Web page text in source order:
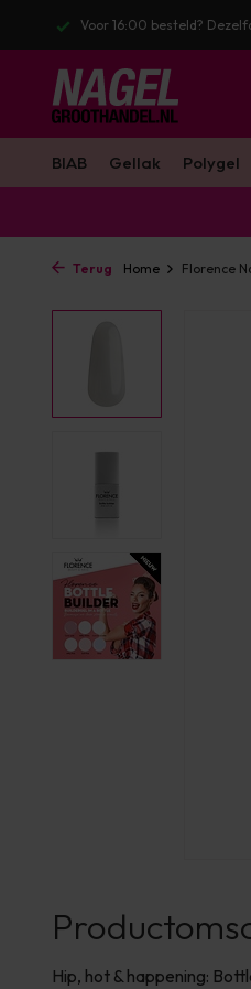
Enorm assortiment & alle
BIAB Gellak Polygel
Terug Home Florence
Hip, hot & happening: